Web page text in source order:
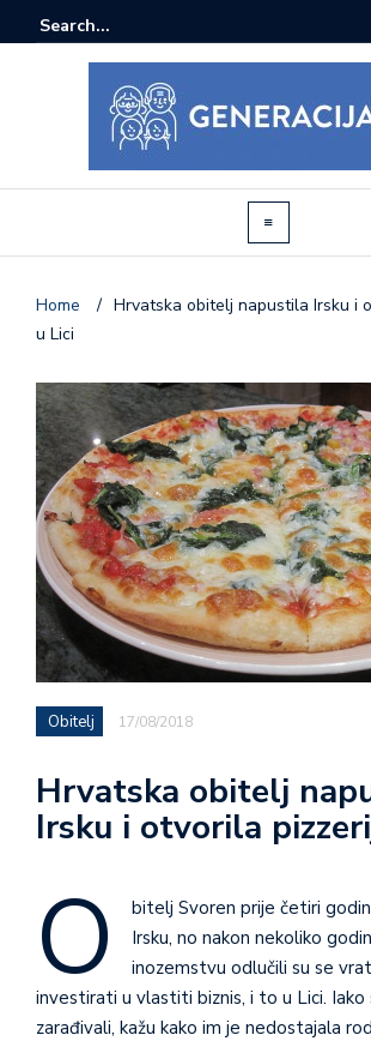
Home / Hrvatska obitelj napustila Irsku i
u Lici
Obitelj 17/08/2018
Hrvatska obitelj
Irsku i otvorila
O
bitelj Svoren prije četiri
Irsku, no nakon nekoliko
inozemstvu odlučili su se
investirati u vlastiti biznis, i to u Lici. Iako
zarađivali, kažu kako im je nedostajala